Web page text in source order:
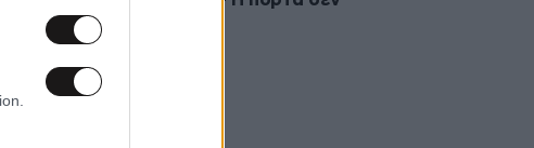
έχει ασφάλεια»